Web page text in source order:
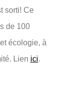
sorti! Ce
de 100
écologie, à
Lien ici.